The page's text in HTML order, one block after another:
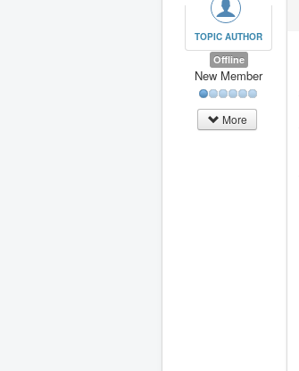
TOPIC AUTHOR
Offline
New Member
More